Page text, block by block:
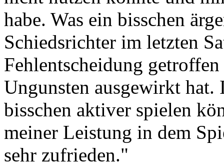
habe. Was ein bisschen
Schiedsrichter im letzten
Fehlentscheidung
Ungunsten ausgewirkt
bisschen aktiver spielen
meiner Leistung in dem
sehr zufrieden."